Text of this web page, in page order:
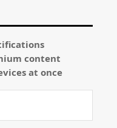
content
at once